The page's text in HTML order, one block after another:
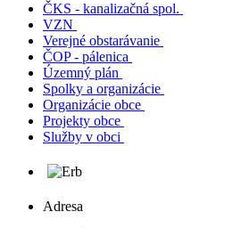
ČKS - kanalizačná spol.
VZN
Verejné obstarávanie
ČOP - pálenica
Územný plán
Spolky a organizácie
Organizácie obce
Projekty obce
Služby v obci
Adresa